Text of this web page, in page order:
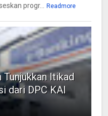
progr... Readmore
Tunjukkan Itikad
dari DPC KAI